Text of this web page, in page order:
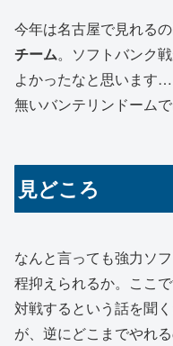
今年は名古屋で見れる
チーム。ソフトバンク
よかったなと思います
無いバンテリンドーム
見どころ
なんと言っても強力ソ
程抑えられるか。ここ
対戦するという話を聞
が、逆にどこまでやれ